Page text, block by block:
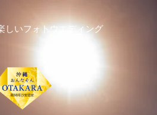
しいフォトウエディング